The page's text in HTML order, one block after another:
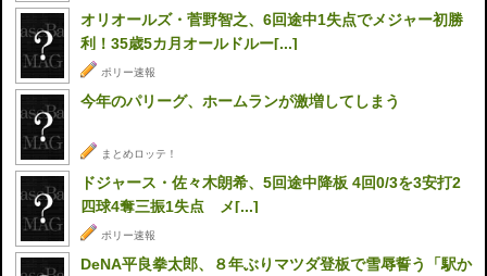
オリオールズ・菅野智之、6回途中1失点でメジャー初勝
利！35歳5カ月オールドルー[...]
ポリー速報
今年のパリーグ、ホームランが激増してしまう
まとめロッテ！
ドジャース・佐々木朗希、5回途中降板 4回0/3を3安打2
四球4奪三振1失点 メ[...]
ポリー速報
DeNA平良拳太郎、８年ぶりマツダ登板で雪辱誓う「駅か